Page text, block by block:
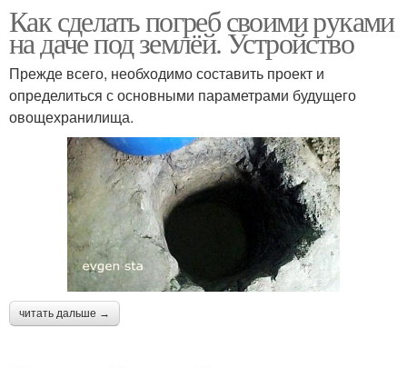
Как сделать погреб своими руками
на даче под землёй. Устройство
Прежде всего, необходимо составить проект и
определиться с основными параметрами будущего
овощехранилища.
читать дальше →